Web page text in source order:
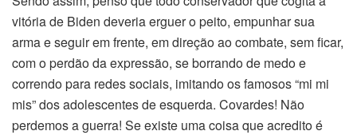
vitória de Biden deveria erguer o peito, empunhar sua
arma e seguir em frente, em direção ao combate, sem ficar,
com o perdão da expressão, se borrando de medo e
correndo para redes sociais, imitando os famosos “mi mi
mis” dos adolescentes de esquerda. Covardes! Não
perdemos a guerra! Se existe uma coisa que acredito é